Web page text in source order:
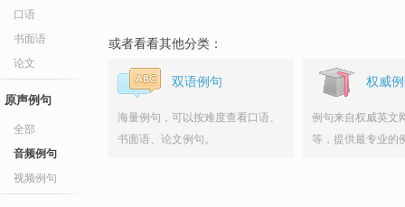
口语
书面语
论文
原声例句
全部
音频例句
视频例句
或者看看其他分类：
双语例句
海量例句，可以按难度查看口语、
书面语、论文例句。
权威
例句来自权威英文
等，提供最专业的